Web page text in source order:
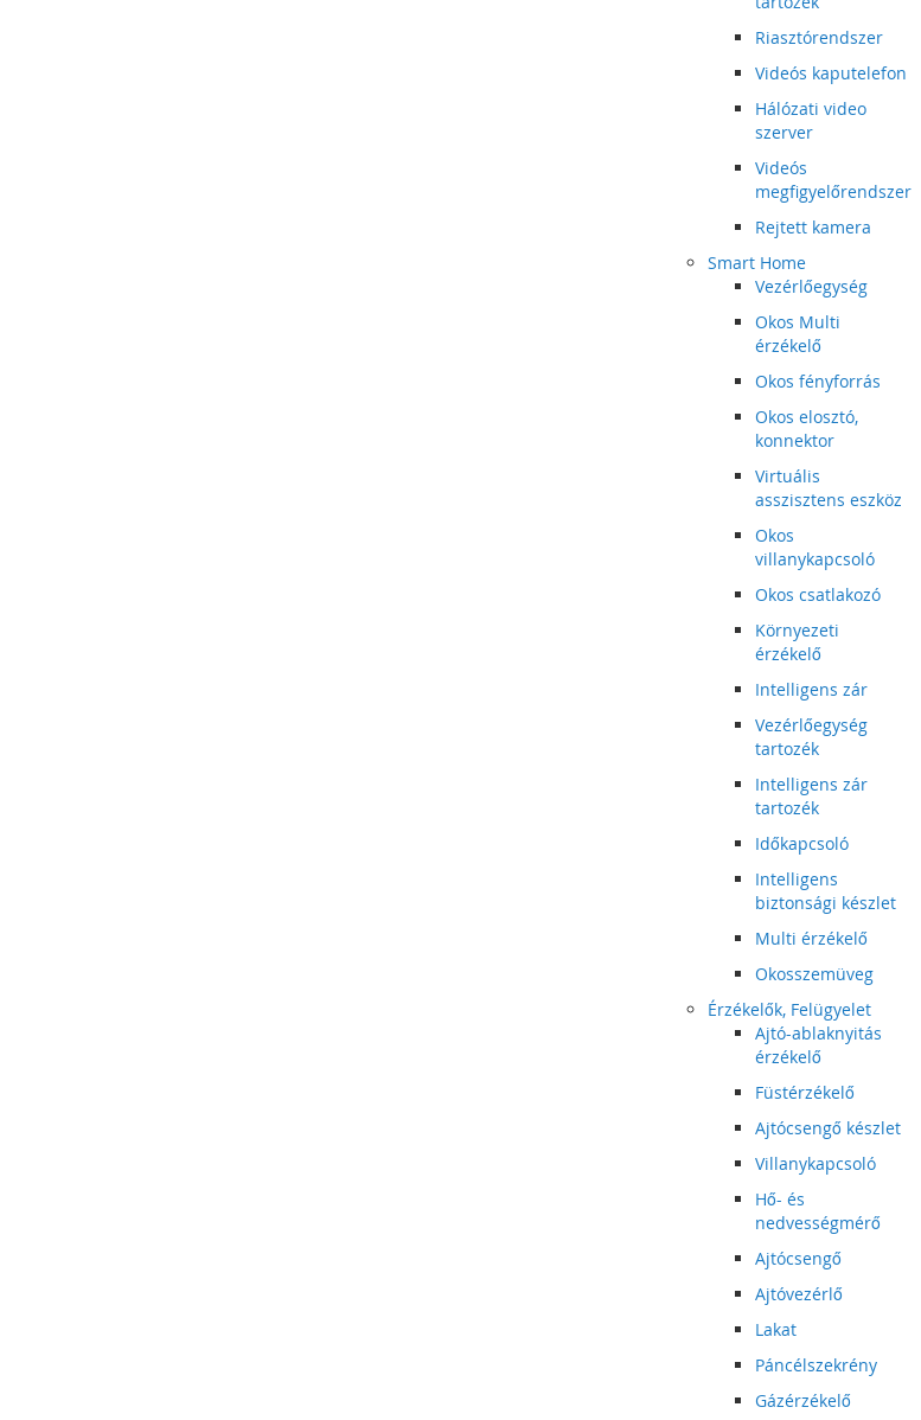
Riasztórendszer
Videós kaputelefon
Hálózati video
szerver
Videós
megfigyelőrendszer
Rejtett kamera
Smart Home
Vezérlőegység
Okos Multi
érzékelő
Okos fényforrás
Okos elosztó,
konnektor
Virtuális
asszisztens eszköz
Okos
villanykapcsoló
Okos csatlakozó
Környezeti
érzékelő
Intelligens zár
Vezérlőegység
tartozék
Intelligens zár
tartozék
Időkapcsoló
Intelligens
biztonsági készlet
Multi érzékelő
Okosszemüveg
Érzékelők, Felügyelet
Ajtó-ablaknyitás
érzékelő
Füstérzékelő
Ajtócsengő készlet
Villanykapcsoló
Hő- és
nedvességmérő
Ajtócsengő
Ajtóvezérlő
Lakat
Páncélszekrény
Gázérzékelő